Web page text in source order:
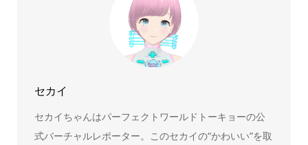
セカイ
セカイちゃんはパーフェクトワールドトーキョーの公
式バーチャルレポーター。このセカイの“かわいい”を取